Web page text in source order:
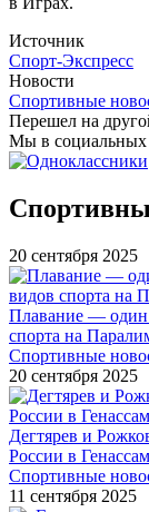
Источник
Спорт-Экспресс
Новости
Спортивные
Перешел на
Мы в социальных
20 сентября 2025
Плавание — один
спорта на
Спортивные
20 сентября 2025
Дегтярев и
России в
Спортивные
11 сентября 2025